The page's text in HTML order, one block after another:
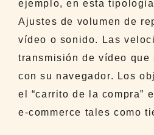
ejemplo, en esta
Ajustes de volumen de
vídeo o sonido. Las
transmisión de vídeo que
con su navegador. Los
el “carrito de la compra”
e-commerce tales como